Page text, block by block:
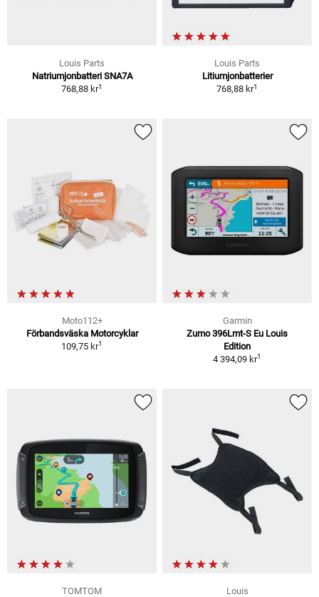
Louis Parts
Natriumjonbatteri SNA7A
768,88 kr1
Louis Parts
Litiumjonbatterier
768,88 kr1
Moto112+
Förbandsväska Motorcyklar
109,75 kr1
Garmin
Zumo 396Lmt-S Eu Louis
Edition
4 394,09 kr1
TOMTOM
Louis